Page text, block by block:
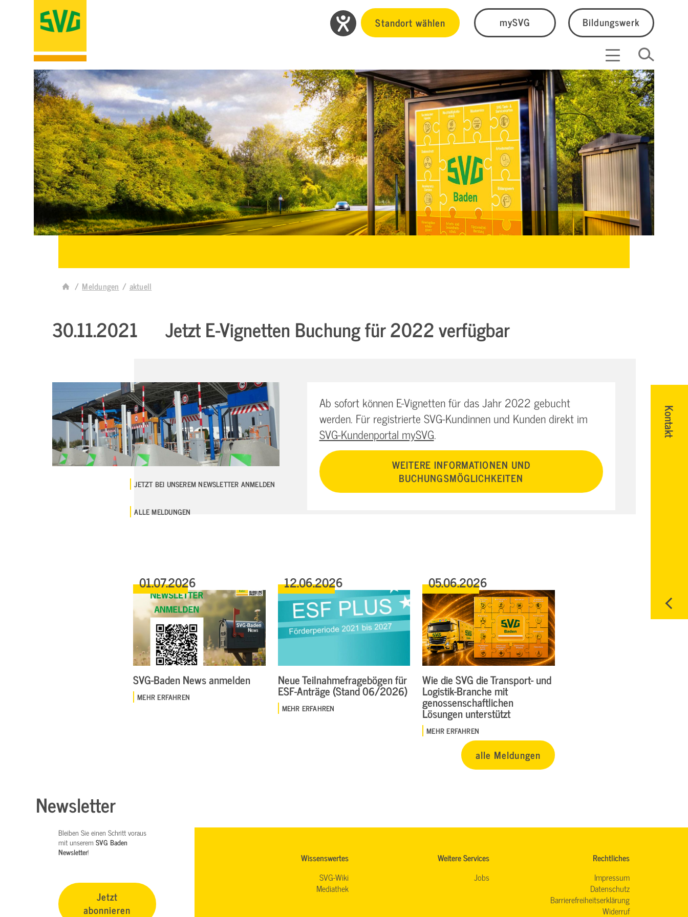
Standort wählen mySVG Bildungswerk
Kontakt
Meldungen aktuell
30.11.2021 Jetzt E-Vignetten Buchung für 2022 verfügbar
JETZT BEI UNSEREM NEWSLETTER ANMELDEN
ALLE MELDUNGEN
Ab sofort können E-Vignetten für das Jahr 2022 gebucht
werden. Für registrierte SVG-Kundinnen und Kunden direkt im
SVG-Kundenportal mySVG.
WEITERE INFORMATIONEN UND
BUCHUNGSMÖGLICHKEITEN
01.07.2026
SVG-Baden News anmelden
MEHR ERFAHREN
12.06.2026
Neue Teilnahmefragebögen für
ESF-Anträge (Stand 06/2026)
MEHR ERFAHREN
05.06.2026
Wie die SVG die Transport- und
Logistik-Branche mit
genossenschaftlichen
Lösungen unterstützt
MEHR ERFAHREN
alle Meldungen
Newsletter
Bleiben Sie einen Schritt voraus
mit unserem SVG Baden
Newsletter!
Jetzt
abonnieren
Wissenswertes
SVG-Wiki
Mediathek
Weitere Services
Jobs
Rechtliches
Impressum
Datenschutz
Barrierefreiheitserklärung
Widerruf